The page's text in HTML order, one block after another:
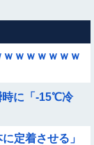
ｗｗｗｗｗｗ
時に「-15℃冷
定着させる」